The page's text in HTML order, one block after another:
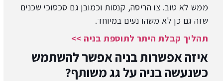
ממש לא טוב. צו הריסה, קנסות וכמובן גם סכסוכי שכנים
שזה גם כן לא משהו נעים במיוחד.
תהליך קבלת היתר לתוספת בניה >>
איזה אפשרות בניה אפשר להשתמש
כשנעשה בניה על גג משותף?